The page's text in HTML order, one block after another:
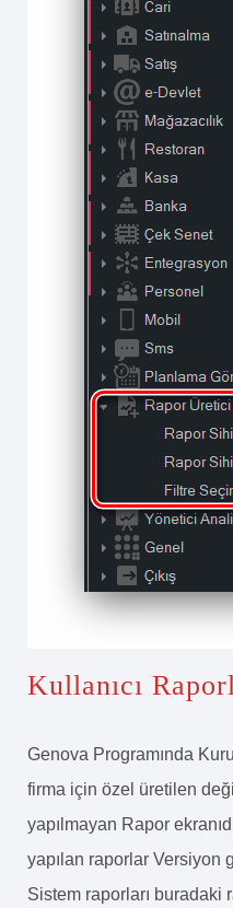
Kullanıcı
Genova Programında
firma için özel üretilen
yapılmayan Rapor
yapılan raporlar Versiyon
Sistem raporları buradaki